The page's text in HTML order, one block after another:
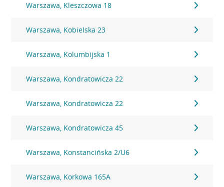
Warszawa, Kleszczowa 18
Warszawa, Kobielska 23
Warszawa, Kolumbijska 1
Warszawa, Kondratowicza 22
Warszawa, Kondratowicza 22
Warszawa, Kondratowicza 45
Warszawa, Konstancińska 2/U6
Warszawa, Korkowa 165A